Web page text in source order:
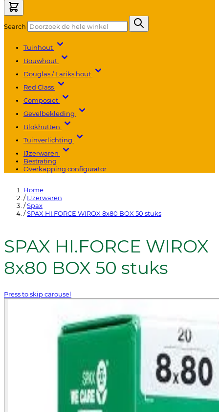
Search
Tuinhout
Bouwhout
Douglas / Lariks hout
Red Class
Composiet
Gevelbekleding
Blokhutten
Tuinverlichting
IJzerwaren
Bestrating
Overkapping configurator
Home
/ IJzerwaren
/Spax
/SPAX HI.FORCE WIROX 8x80 BOX 50 stuks
SPAX HI.FORCE WIROX
8x80 BOX 50 stuks
Press to skip carousel